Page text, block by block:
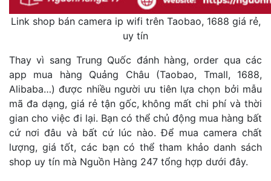
Link shop bán camera ip wifi trên Taobao, 1688 giá rẻ,
uy tín
Thay vì sang Trung Quốc đánh hàng, order qua các
app mua hàng Quảng Châu (Taobao, Tmall, 1688,
Alibaba…) được nhiều người ưu tiên lựa chọn bởi mẫu
mã đa dạng, giá rẻ tận gốc, không mất chi phí và thời
gian cho việc đi lại. Bạn có thể chủ động mua hàng bất
cứ nơi đâu và bất cứ lúc nào.Để mua camera chất
lượng, giá tốt, các bạn có thể tham khảo danh sách
shop uy tín mà Nguồn Hàng 247 tổng hợp dưới đây.